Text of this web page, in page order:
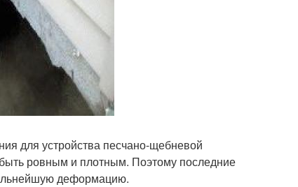
для устройства песчано-щебневой
ровным и плотным. Поэтому последние
деформацию.